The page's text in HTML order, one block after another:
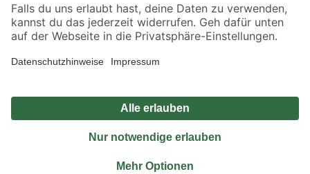
Alle Preisangaben in EUR inkl. gesetzl. MwSt.. Die dargestellten Angebote sind unter
Umständen nicht in allen Märkten verfügbar. Die angegebenen Verfügbarkeiten beziehen
Produkte nur solange der Vorrat reicht.
*Paketversand ab 59 € versandkostenfrei, gilt nicht für Artikel mit Speditionsversand, hier
Privatsphäre Impressum
Nutzungsbedingungen
Widerrufsrecht
Vertrag widerrufen
© 2026 toom Baumarkt GmbH